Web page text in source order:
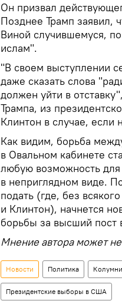
Он призвал
Позднее Трамп заявил,
Виной случившемуся,
ислам".
"В своем выступлении
даже сказать слова
должен уйти в
Трампа, из
Клинтон в случае, если
Как видим, борьба
в Овальном кабинете
любую возможность для
в неприглядном виде.
подать (где, без
и Клинтон), начнется
борьбы за высший пост
Мнение автора может
Новости Политика
Президентские выборы в США